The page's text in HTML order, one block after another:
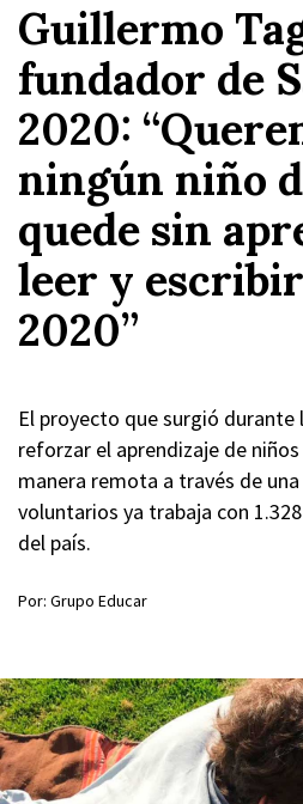
Guillermo
fundador de
2020:
ningún niño
quede sin
leer y
2020”
El proyecto que surgió durante
reforzar el aprendizaje de
manera remota a través de
voluntarios ya trabaja con
del país.
Por: Grupo Educar